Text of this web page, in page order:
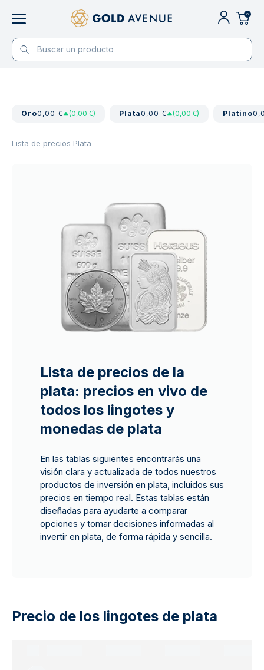
0
Oro0,00 € (0,00 €) Plata0,00 € (0,00 €) Platino
Lista de precios Plata
Lista de precios de la
plata: precios en vivo de
todos los lingotes y
monedas de plata
En las tablas siguientes encontrarás una
visión clara y actualizada de todos nuestros
productos de inversión en plata, incluidos sus
precios en tiempo real. Estas tablas están
diseñadas para ayudarte a comparar
opciones y tomar decisiones informadas al
invertir en plata, de forma rápida y sencilla.
Precio de los lingotes de plata